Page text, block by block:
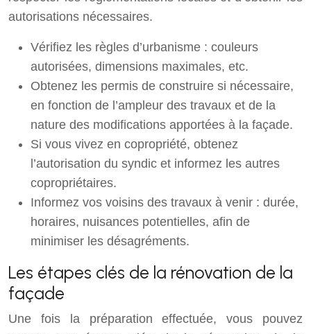
autorisations nécessaires.
Vérifiez les règles d’urbanisme : couleurs
autorisées, dimensions maximales, etc.
Obtenez les permis de construire si nécessaire,
en fonction de l’ampleur des travaux et de la
nature des modifications apportées à la façade.
Si vous vivez en copropriété, obtenez
l’autorisation du syndic et informez les autres
copropriétaires.
Informez vos voisins des travaux à venir : durée,
horaires, nuisances potentielles, afin de
minimiser les désagréments.
Les étapes clés de la rénovation de la
façade
Une fois la préparation effectuée, vous pouvez